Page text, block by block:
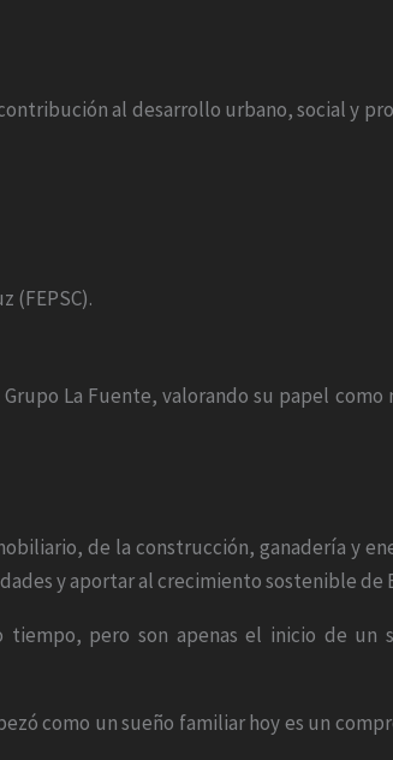
al desarrollo urbano, social y
(FEPSC).
La Fuente, valorando su papel
de la construcción, ganadería y
y aportar al crecimiento sostenible de
tiempo, pero son apenas el inicio de un
como un sueño familiar hoy es un